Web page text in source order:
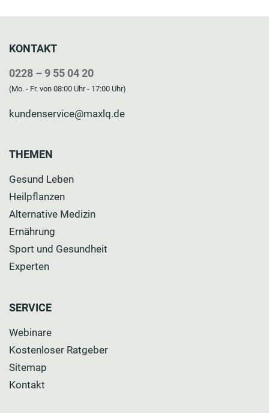
KONTAKT
0228 – 9 55 04 20
(Mo. - Fr. von 08:00 Uhr - 17:00 Uhr)
kundenservice@maxlq.de
THEMEN
Gesund Leben
Heilpflanzen
Alternative Medizin
Ernährung
Sport und Gesundheit
Experten
SERVICE
Webinare
Kostenloser Ratgeber
Sitemap
Kontakt